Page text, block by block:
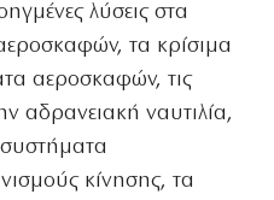
λύσεις στα
τα κρίσιμα
αεροσκαφών, τις
αδρανειακή ναυτιλία,
κίνησης, τα